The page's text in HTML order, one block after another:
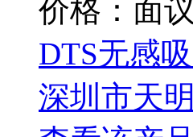
价格：面议
DTS无感
深圳市天